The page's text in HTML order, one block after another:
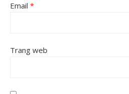
Email *
Trang web